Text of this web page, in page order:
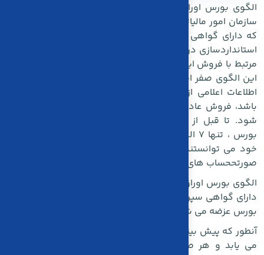
الگوی بورس اوراق بهادر ، یازدهمین الگویی است که توسط
سازمان امور مالیاتی معرفی شده است و مختص کالاهایی است
که دارای گواهی سپرده کالا می باشند. هدف اصلی این الگو،
استانداردسازی در ثبت معاملات بورس و کنترل اطلاعات مالیاتی
مرتبط با فروش این کالاها است . نرخ مالیات بر ارزش افزوده در
این الگوی صفر است ، ولی در صورتیکه اطلاعات صورتحساب با
اطلاعات اعلامی از فروش صادر شده از بورس مغایرت داشته
باشد، فروش عادی تلقی می شود و معافیت مالیاتی حذف می
شود. تا قبل از
بورس ، تنها 7 الگو وجود داشت که مودیان با توجه به صنف
خود می توانستند از این الگوها جهت تسهیل در روند ارسال
صورتححساب های الکترونیکی استفاده کنند.
الگوی بورس اوراق بهادار مبتنی بر کالا مختص معاملاتی ایت که
دارای گواهی سپرده در بورس می باشند، یعنی کالاهایی که به
بورس عزضه می شوندو به خریداران فروخته می شود
آنطور که پیش بینی می شود کم کم تعداد این الگوها افزایش
می یابد و هر صنف دارای یک الگوی استاندارد جهت ارسال